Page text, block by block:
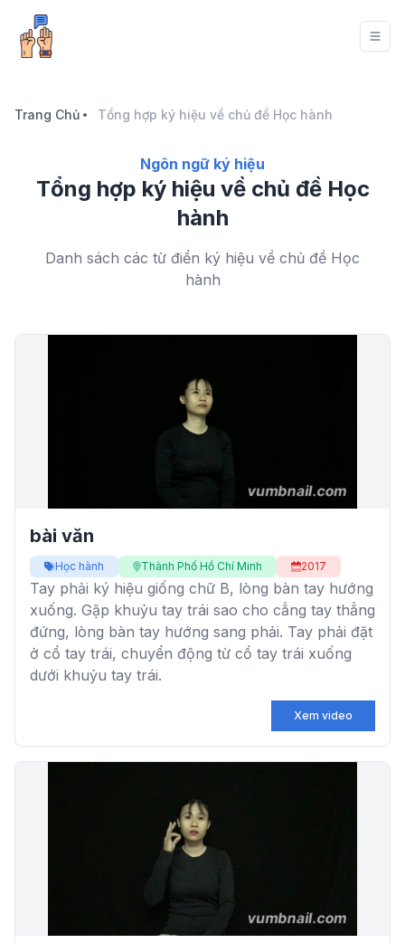
Trang Chủ Tổng hợp ký hiệu về chủ đề Học hành
Ngôn ngữ ký hiệu
Tổng hợp ký hiệu về chủ đề Học
hành
Danh sách các từ điển ký hiệu về chủ đề Học
hành
bài văn
Học hành Thành Phố Hồ Chí Minh 2017
Tay phải ký hiệu giống chữ B, lòng bàn tay hướng
xuống. Gập khuỷu tay trái sao cho cẳng tay thẳng
đứng, lòng bàn tay hướng sang phải. Tay phải đặt
ở cổ tay trái, chuyển động từ cổ tay trái xuống
dưới khuỷu tay trái.
Xem video